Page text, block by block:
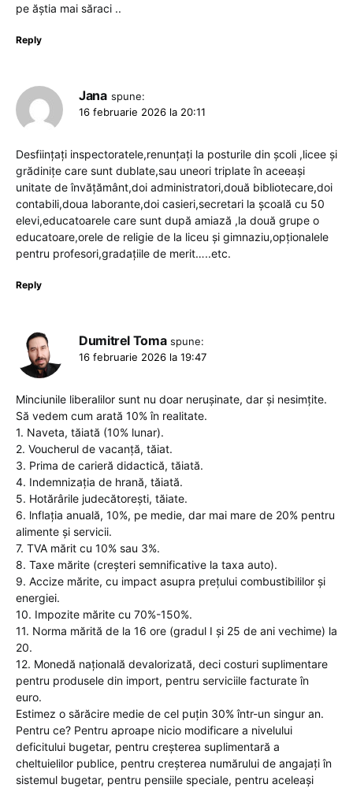
pe ăștia mai săraci ..
Reply
Jana spune:
16 februarie 2026 la 20:11
Desființați inspectoratele,renunțați la posturile din școli ,licee și
grădinițe care sunt dublate,sau uneori triplate în aceeași
unitate de învățământ,doi administratori,două bibliotecare,doi
contabili,doua laborante,doi casieri,secretari la școală cu 50
elevi,educatoarele care sunt după amiază ,la două grupe o
educatoare,orele de religie de la liceu și gimnaziu,opționalele
pentru profesori,gradațiile de merit…..etc.
Reply
Dumitrel Toma spune:
16 februarie 2026 la 19:47
Minciunile liberalilor sunt nu doar nerușinate, dar și nesimțite.
Să vedem cum arată 10% în realitate.
1. Naveta, tăiată (10% lunar).
2. Voucherul de vacanță, tăiat.
3. Prima de carieră didactică, tăiată.
4. Indemnizația de hrană, tăiată.
5. Hotărârile judecătorești, tăiate.
6. lnflația anuală, 10%, pe medie, dar mai mare de 20% pentru
alimente și servicii.
7. TVA mărit cu 10% sau 3%.
8. Taxe mărite (creșteri semnificative la taxa auto).
9. Accize mărite, cu impact asupra prețului combustibililor și
energiei.
10. Impozite mărite cu 70%-150%.
11. Norma mărită de la 16 ore (gradul I și 25 de ani vechime) la
20.
12. Monedă națională devalorizată, deci costuri suplimentare
pentru produsele din import, pentru serviciile facturate în
euro.
Estimez o sărăcire medie de cel puțin 30% într-un singur an.
Pentru ce? Pentru aproape nicio modificare a nivelului
deficitului bugetar, pentru creșterea suplimentară a
cheltuielilor publice, pentru creșterea numărului de angajați în
sistemul bugetar, pentru pensiile speciale, pentru aceleași